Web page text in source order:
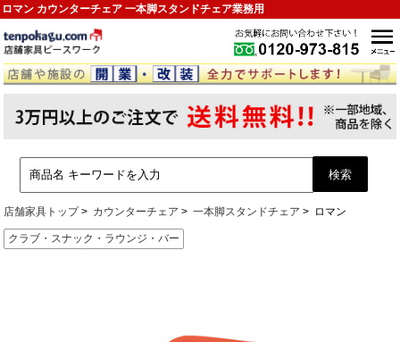
ロマン カウンターチェア 一本脚スタンドチェア業務用
店舗家具トップ カウンターチェア 一本脚スタンドチェア ロマン
クラブ・スナック・ラウンジ・バー